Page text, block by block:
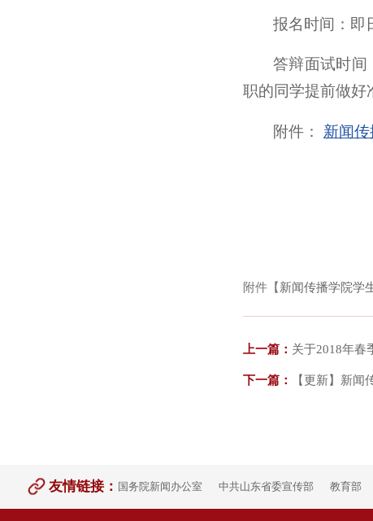
报名时间：即
答辩面试时间
职的同学提前做好
附件： 新闻
附件【新闻传播学院学
上一篇： 关于2018年春
下一篇： 【更新】新闻
友情链接： 国务院新闻办公室 中共山东省委宣传部 教育部